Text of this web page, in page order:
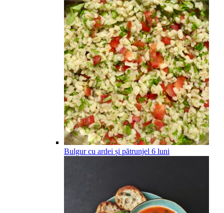
Bulgur cu ardei și pătrunjel 6 luni